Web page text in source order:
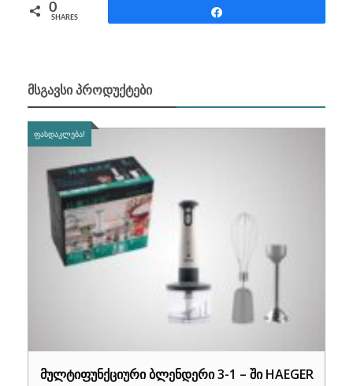
0
SHARES
ᲛᲡᲒᲐᲕᲡᲘ ᲞᲠᲝᲓᲣᲥᲢᲔᲑᲘ
ᲤᲐᲡᲓᲐᲙᲚᲔᲑᲐ!
მულტიფუნქციური ბლენდერი 3-1 – ში HAEGER